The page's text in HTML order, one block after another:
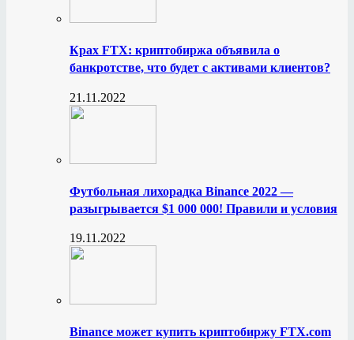
Крах FTX: криптобиржа объявила о
банкротстве, что будет с активами клиентов?
21.11.2022
Футбольная лихорадка Binance 2022 —
разыгрывается $1 000 000! Правили и условия
19.11.2022
Binance может купить криптобиржу FTX.com